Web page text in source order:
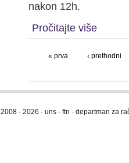
nakon 12h.
Pročitajte više
« prva ‹ prethodni
2008 - 2026 · uns · ftn · departman za